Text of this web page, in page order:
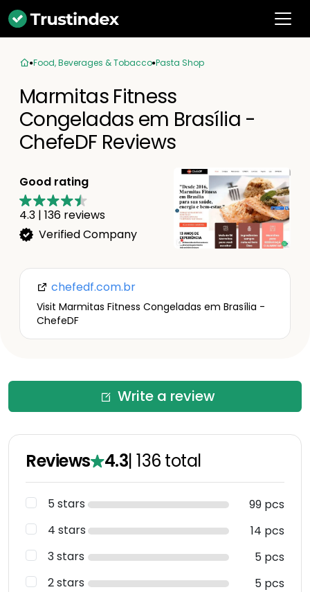
Food, Beverages & Tobacco Pasta Shop
Marmitas Fitness
Congeladas em Brasília -
ChefeDF Reviews
Good rating
4.3 | 136 reviews
Verified Company
chefedf.com.br
Visit Marmitas Fitness Congeladas em Brasília -
ChefeDF
Write a review
Reviews 4.3|136 total
5 stars
99 pcs
4 stars
14 pcs
3 stars
5 pcs
2 stars
5 pcs